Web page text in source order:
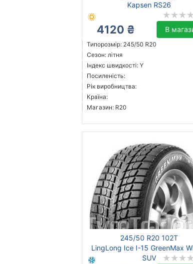
Kapsen RS26
4120 ₴ В
Типорозмір: 245/50 R20
Сезон: літня
Індекс швидкості: Y
Посиленість:
Рік виробництва:
Країна:
Магазин: R20
245/50 R20 102T
LingLong Ice I-15 GreenMax
SUV